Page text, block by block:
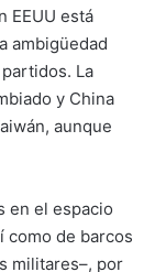
EEUU está
ambigüedad
La
y China
aunque
en el espacio
como de barcos
militares–, por